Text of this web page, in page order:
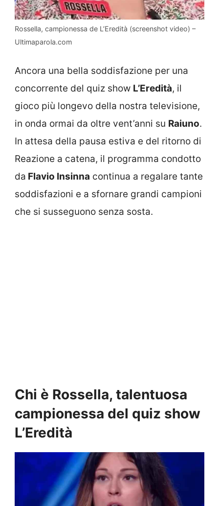
Rossella, campionessa de L’Eredità (screenshot video) –
Ultimaparola.com
Ancora una bella soddisfazione per una
concorrente del quiz show L’Eredità, il
gioco più longevo della nostra televisione,
in onda ormai da oltre vent’anni su Raiuno.
In attesa della pausa estiva e del ritorno di
Reazione a catena, il programma condotto
da Flavio Insinna continua a regalare tante
soddisfazioni e a sfornare grandi campioni
che si susseguono senza sosta.
Chi è Rossella, talentuosa
campionessa del quiz show
L’Eredità